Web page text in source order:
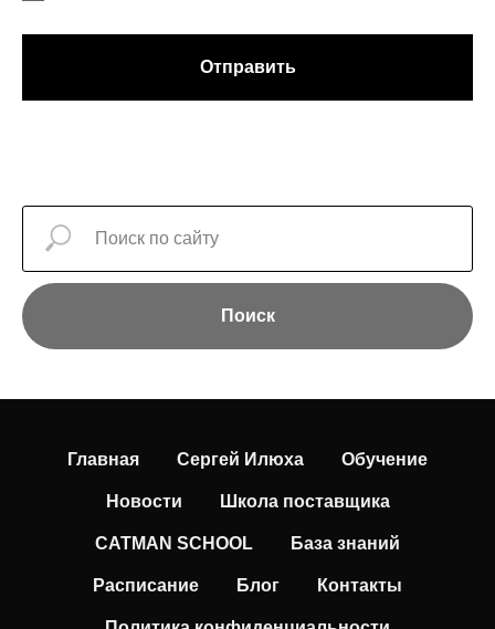
Отправить
Поиск
Главная Сергей Илюха Обучение
Новости Школа поставщика
CATMAN SCHOOL База знаний
Расписание Блог Контакты